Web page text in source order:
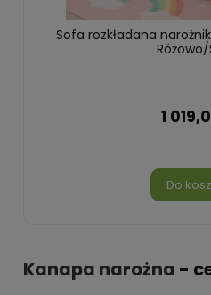
Sofa rozkładana
1
Do
Kanapa narożna -